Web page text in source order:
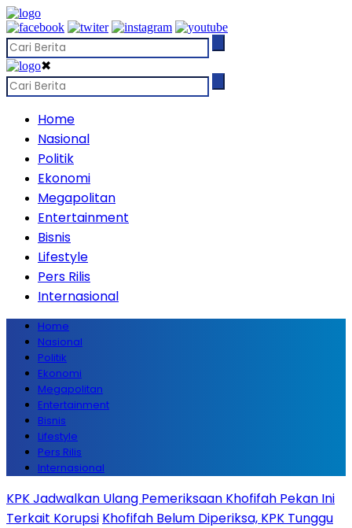
✖
Home
Nasional
Politik
Ekonomi
Megapolitan
Entertainment
Bisnis
Lifestyle
Pers Rilis
Internasional
Home
Nasional
Politik
Ekonomi
Megapolitan
Entertainment
Bisnis
Lifestyle
Pers Rilis
Internasional
KPK Jadwalkan Ulang Pemeriksaan Khofifah Pekan Ini
Terkait Korupsi Khofifah Belum Diperiksa, KPK Tunggu